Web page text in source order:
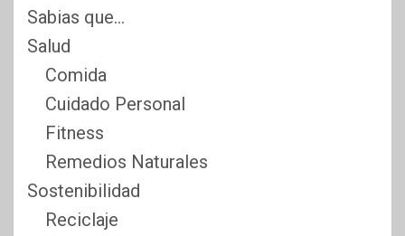
Sabias que…
Salud
Comida
Cuidado Personal
Fitness
Remedios Naturales
Sostenibilidad
Reciclaje